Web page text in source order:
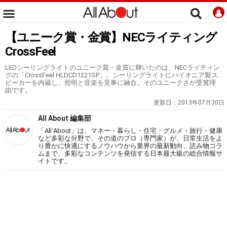
【ユニーク賞・金賞】NECライティング
CrossFeel
LEDシーリングライトのユニーク賞・金賞に輝いたのは、NECライティン
グの「CrossFeel HLDCD1221SP」。シーリングライトにパイオニア製ス
ピーカーを内蔵し、照明と音楽を見事に融合。そのユニークさが受賞理
由です。
更新日： 2013年07月30日
All About 編集部
「All About」は、マネー・暮らし・住宅・グルメ・旅行・健康
など多彩な分野で、その道のプロ（専門家）が、日常生活をよ
り豊かに快適にするノウハウから業界の最新動向、読み物コラ
ムまで、多彩なコンテンツを発信する日本最大級の総合情報サ
イトです。